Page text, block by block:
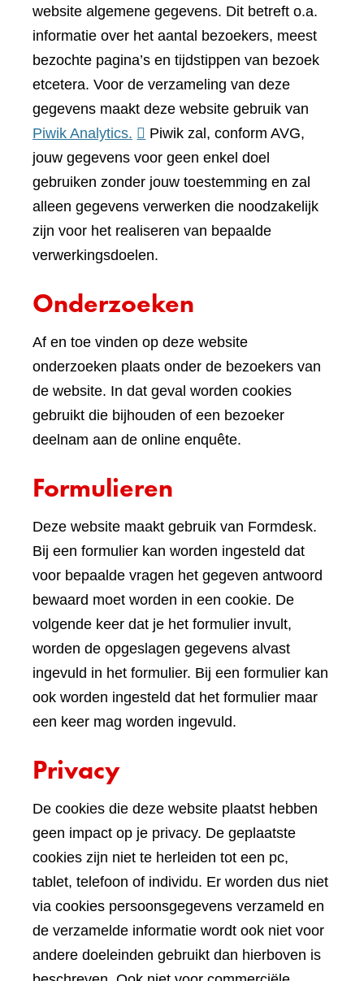
website algemene gegevens. Dit betreft o.a.
informatie over het aantal bezoekers, meest
bezochte pagina’s en tijdstippen van bezoek
etcetera. Voor de verzameling van deze
gegevens maakt deze website gebruik van
Piwik Analytics. (verwijst
naar
een
andere
website)
Piwik zal, conform AVG,
jouw gegevens voor geen enkel doel
gebruiken zonder jouw toestemming en zal
alleen gegevens verwerken die noodzakelijk
zijn voor het realiseren van bepaalde
verwerkingsdoelen.
Onderzoeken
Af en toe vinden op deze website
onderzoeken plaats onder de bezoekers van
de website. In dat geval worden cookies
gebruikt die bijhouden of een bezoeker
deelnam aan de online enquête.
Formulieren
Deze website maakt gebruik van Formdesk.
Bij een formulier kan worden ingesteld dat
voor bepaalde vragen het gegeven antwoord
bewaard moet worden in een cookie. De
volgende keer dat je het formulier invult,
worden de opgeslagen gegevens alvast
ingevuld in het formulier. Bij een formulier kan
ook worden ingesteld dat het formulier maar
een keer mag worden ingevuld.
Privacy
De cookies die deze website plaatst hebben
geen impact op je privacy. De geplaatste
cookies zijn niet te herleiden tot een pc,
tablet, telefoon of individu. Er worden dus niet
via cookies persoonsgegevens verzameld en
de verzamelde informatie wordt ook niet voor
andere doeleinden gebruikt dan hierboven is